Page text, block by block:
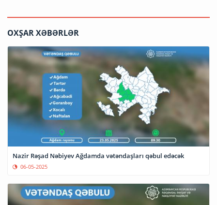
OXŞAR XƏBƏRLƏR
Nazir Rəşad Nəbiyev Ağdamda vətəndaşları qəbul edəcək
06-05-2025